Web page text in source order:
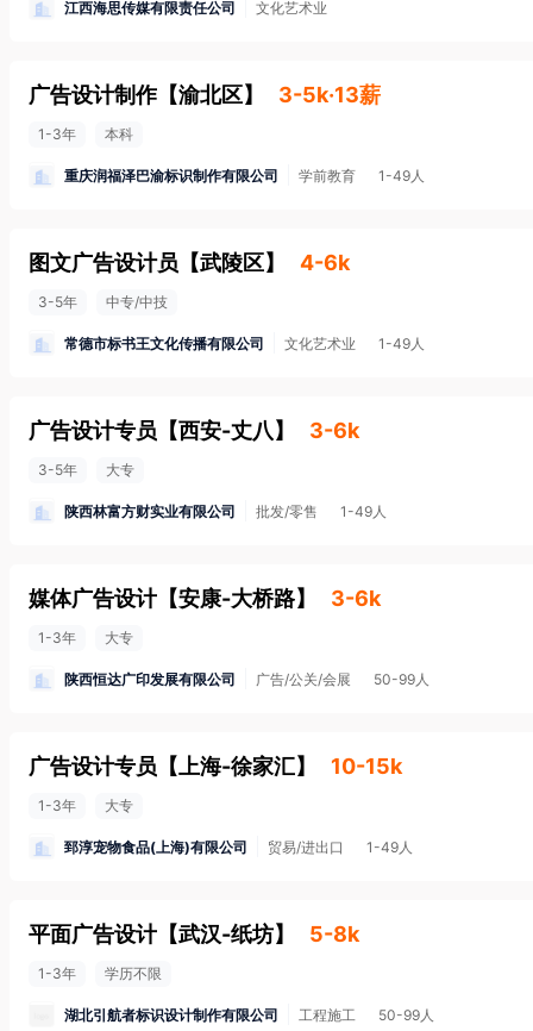
江西海思传媒有限责任公司 文化艺术业
广告设计制作 【渝北区】 3-5k·13薪
1-3年 本科
重庆润福泽巴渝标识制作有限公司 学前教育 1-49人
图文广告设计员 【武陵区】 4-6k
3-5年 中专/中技
常德市标书王文化传播有限公司 文化艺术业 1-49人
广告设计专员 【西安-丈八 】 3-6k
3-5年 大专
陕西林富方财实业有限公司 批发/零售 1-49人
媒体广告设计 【安康-大桥路】 3-6k
1-3年 大专
陕西恒达广印发展有限公司 广告/公关/会展 50-99人
广告设计专员 【 上海-徐家汇】 10-15k
1-3年 大专
郅淳宠物食品(上海)有限公司 贸易/进出口 1-49人
平面广告设计 【武汉-纸坊】 5-8k
1-3年 学历不限
湖北引航者标识设计制作有限公司 工程施工 50-99人